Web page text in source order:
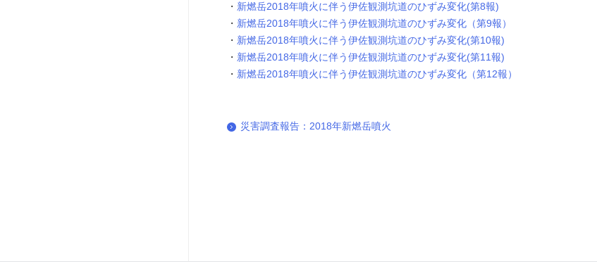
新燃岳2018年噴火に伴う伊佐観測坑道のひずみ変化(第8報)
新燃岳2018年噴火に伴う伊佐観測坑道のひずみ変化（第9報）
新燃岳2018年噴火に伴う伊佐観測坑道のひずみ変化(第10報)
新燃岳2018年噴火に伴う伊佐観測坑道のひずみ変化(第11報)
新燃岳2018年噴火に伴う伊佐観測坑道のひずみ変化（第12報）
災害調査報告：2018年新燃岳噴火